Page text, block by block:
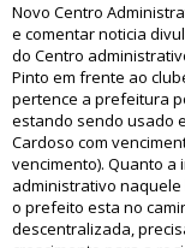
Novo Centro
e comentar noticia
do Centro
Pinto em frente ao
pertence a prefeitura
estando sendo usado
Cardoso com
vencimento). Quanto a
administrativo
o prefeito esta no
descentralizada,